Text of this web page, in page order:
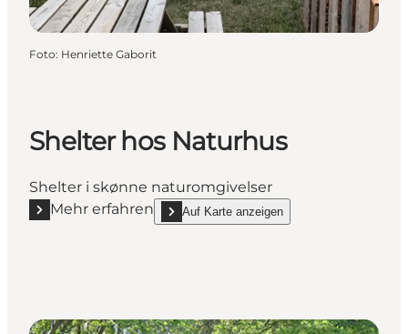
Foto: Henriette Gaborit
Shelter hos Naturhus
Shelter i skønne naturomgivelser
Mehr erfahren
Mehr erfahren "Shelter hos Naturhus"
Auf Karte anzeigen
show Shelter hos Naturhus on_map